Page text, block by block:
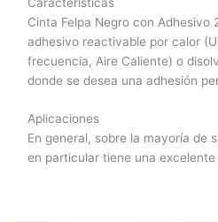
Cinta Felpa Negro con Adhesivo
adhesivo reactivable por calor
frecuencia, Aire Caliente) o
donde se desea una adhesión
Aplicaciones
En general, sobre la mayoría de
en particular tiene una excelente